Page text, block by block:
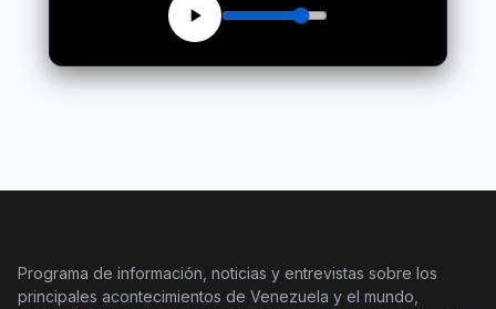
Programa de información, noticias y entrevistas sobre los
principales acontecimientos de Venezuela y el mundo,